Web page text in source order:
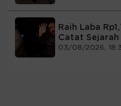
Raih Laba
Catat Sejarah
03/08/2026,